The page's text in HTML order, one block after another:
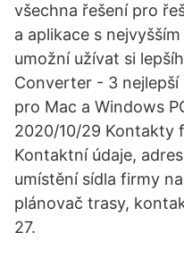
všechna řešení pro
a aplikace s
umožní užívat si
Converter - 3 nejlepší
pro Mac a Windows
2020/10/29 Kontakty
Kontaktní údaje,
umístění sídla firmy
plánovač trasy,
27.